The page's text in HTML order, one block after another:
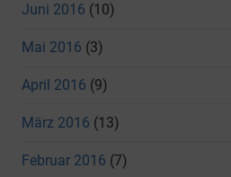
Juni 2016 (10)
Mai 2016 (3)
April 2016 (9)
März 2016 (13)
Februar 2016 (7)